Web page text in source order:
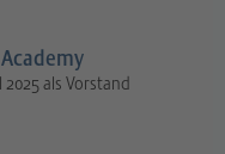
als Vorstand